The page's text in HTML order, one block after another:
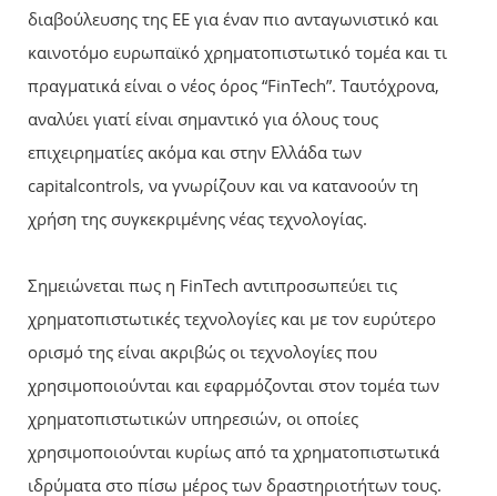
διαβούλευσης της ΕΕ για έναν πιο ανταγωνιστικό και
καινοτόμο ευρωπαϊκό χρηματοπιστωτικό τομέα και τι
πραγματικά είναι ο νέος όρος “FinTech”. Ταυτόχρονα,
αναλύει γιατί είναι σημαντικό για όλους τους
επιχειρηματίες ακόμα και στην Ελλάδα των
capitalcontrols, να γνωρίζουν και να κατανοούν τη
χρήση της συγκεκριμένης νέας τεχνολογίας.
Σημειώνεται πως η FinTech αντιπροσωπεύει τις
χρηματοπιστωτικές τεχνολογίες και με τον ευρύτερο
ορισμό της είναι ακριβώς οι τεχνολογίες που
χρησιμοποιούνται και εφαρμόζονται στον τομέα των
χρηματοπιστωτικών υπηρεσιών, οι οποίες
χρησιμοποιούνται κυρίως από τα χρηματοπιστωτικά
ιδρύματα στο πίσω μέρος των δραστηριοτήτων τους.